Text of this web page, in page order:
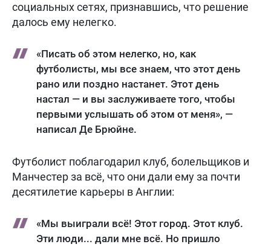
социальных сетях, признавшись, что решение
далось ему нелегко.
«Писать об этом нелегко, но, как
футболисты, мы все знаем, что этот день
рано или поздно настанет. Этот день
настал — и вы заслуживаете того, чтобы
первыми услышать об этом от меня», —
написал Де Брюйне.
Футболист поблагодарил клуб, болельщиков и
Манчестер за всё, что они дали ему за почти
десятилетие карьеры в Англии:
«Мы выиграли всё! Этот город. Этот клуб.
Эти люди... дали мне всё. Но пришло